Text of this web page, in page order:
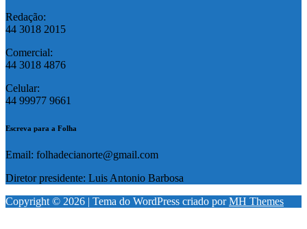
Redação:
44 3018 2015
Comercial:
44 3018 4876
Celular:
44 99977 9661
Escreva para a Folha
Email: folhadecianorte@gmail.com
Diretor presidente: Luis Antonio Barbosa
Copyright © 2026 | Tema do WordPress criado porMH Themes